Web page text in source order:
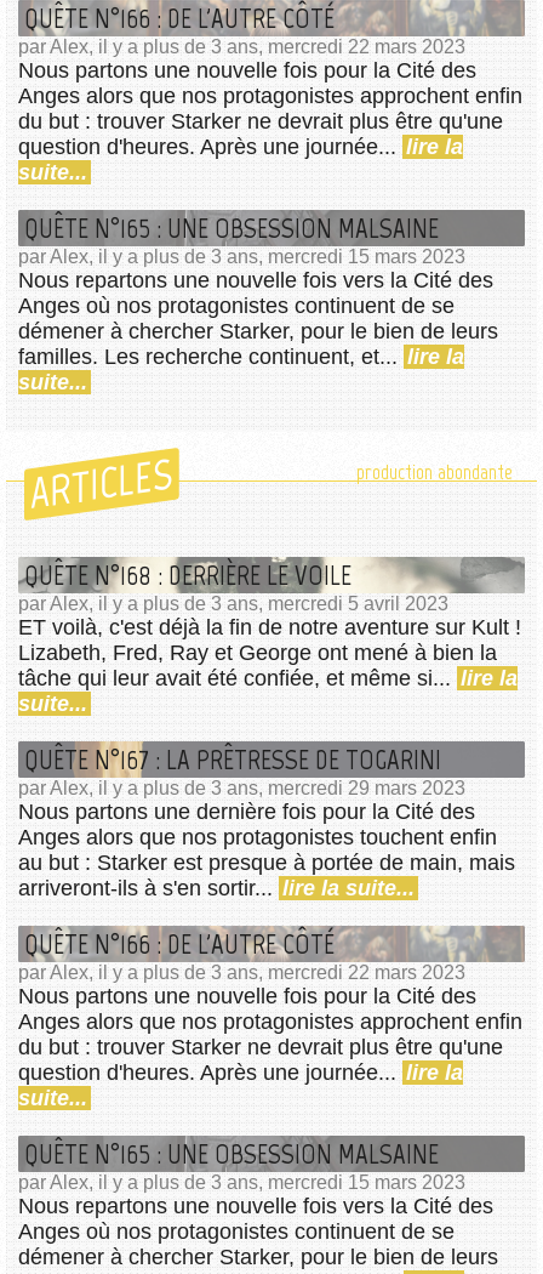
QUÊTE N°166 : DE L'AUTRE CÔTÉ
par Alex, il y a plus de 3 ans, mercredi 22 mars 2023
Nous partons une nouvelle fois pour la Cité des
Anges alors que nos protagonistes approchent enfin
du but : trouver Starker ne devrait plus être qu'une
question d'heures. Après une journée... lire la
suite...
QUÊTE N°165 : UNE OBSESSION MALSAINE
par Alex, il y a plus de 3 ans, mercredi 15 mars 2023
Nous repartons une nouvelle fois vers la Cité des
Anges où nos protagonistes continuent de se
démener à chercher Starker, pour le bien de leurs
familles. Les recherche continuent, et... lire la
suite...
ARTICLES production abondante
QUÊTE N°168 : DERRIÈRE LE VOILE
par Alex, il y a plus de 3 ans, mercredi 5 avril 2023
ET voilà, c'est déjà la fin de notre aventure sur Kult !
Lizabeth, Fred, Ray et George ont mené à bien la
tâche qui leur avait été confiée, et même si... lire la
suite...
QUÊTE N°167 : LA PRÊTRESSE DE TOGARINI
par Alex, il y a plus de 3 ans, mercredi 29 mars 2023
Nous partons une dernière fois pour la Cité des
Anges alors que nos protagonistes touchent enfin
au but : Starker est presque à portée de main, mais
arriveront-ils à s'en sortir... lire la suite...
QUÊTE N°166 : DE L'AUTRE CÔTÉ
par Alex, il y a plus de 3 ans, mercredi 22 mars 2023
Nous partons une nouvelle fois pour la Cité des
Anges alors que nos protagonistes approchent enfin
du but : trouver Starker ne devrait plus être qu'une
question d'heures. Après une journée... lire la
suite...
QUÊTE N°165 : UNE OBSESSION MALSAINE
par Alex, il y a plus de 3 ans, mercredi 15 mars 2023
Nous repartons une nouvelle fois vers la Cité des
Anges où nos protagonistes continuent de se
démener à chercher Starker, pour le bien de leurs